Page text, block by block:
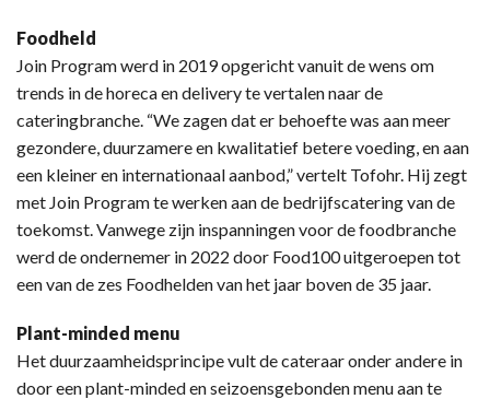
Foodheld
Join Program werd in 2019 opgericht vanuit de wens om
trends in de horeca en delivery te vertalen naar de
cateringbranche. “We zagen dat er behoefte was aan meer
gezondere, duurzamere en kwalitatief betere voeding, en aan
een kleiner en internationaal aanbod,” vertelt Tofohr. Hij zegt
met Join Program te werken aan de bedrijfscatering van de
toekomst. Vanwege zijn inspanningen voor de foodbranche
werd de ondernemer in 2022 door Food100 uitgeroepen tot
een van de zes Foodhelden van het jaar boven de 35 jaar.
Plant-minded menu
Het duurzaamheidsprincipe vult de cateraar onder andere in
door een plant-minded en seizoensgebonden menu aan te